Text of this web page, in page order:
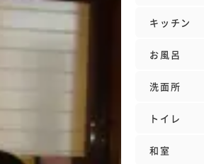
キッチン
お風呂
洗面所
トイレ
和室